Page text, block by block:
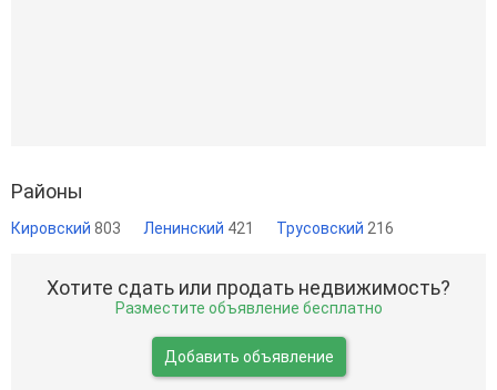
Районы
Кировский 803 Ленинский 421 Трусовский 216
Хотите сдать или продать недвижимость?
Разместите объявление бесплатно
Добавить объявление